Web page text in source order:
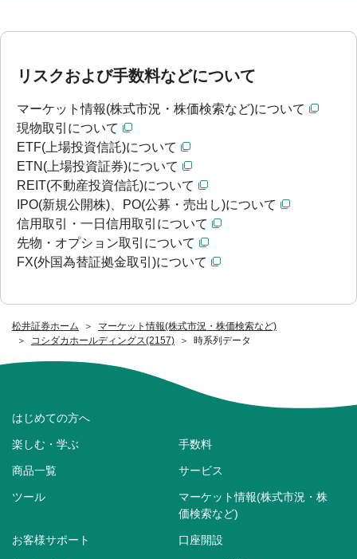
松井証券ホーム
マーケット情報(株式市況・株価検索など)
コシダカホールディングス(2157)
時系列データ
リスクおよび手数料などについて
マーケット情報(株式市況・株価検索など)について
現物取引について
ETF(上場投資信託)について
ETN(上場投資証券)について
REIT(不動産投資信託)について
IPO(新規公開株)、PO(公募・売出し)について
信用取引・一日信用取引について
先物・オプション取引について
FX(外国為替証拠金取引)について
はじめての方へ
楽しむ・学ぶ 手数料
商品一覧 サービス
ツール
マーケット情報(株式市況・株
価検索など)
お客様サポート 口座開設